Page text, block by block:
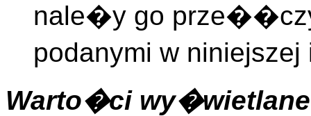
nale�y go
podanymi w
Warto�ci wy�wietlane